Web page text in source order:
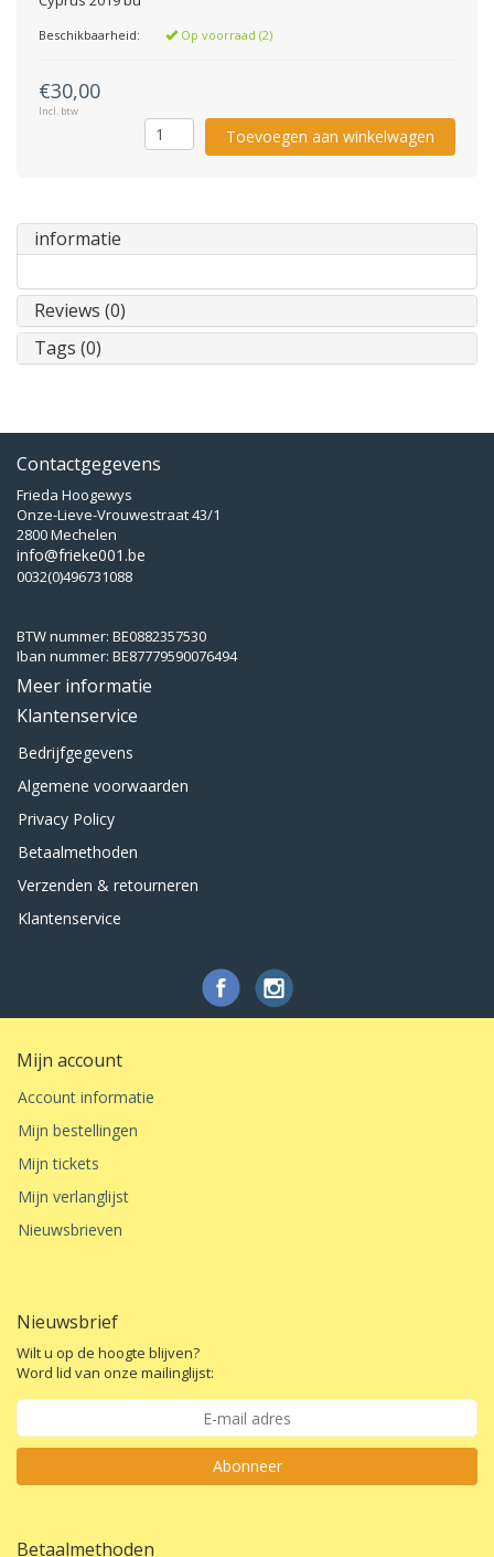
Beschikbaarheid: Op voorraad (2)
€30,00
Incl. btw
Toevoegen aan winkelwagen
informatie
Reviews (0)
Tags (0)
Contactgegevens
Frieda Hoogewys
Onze-Lieve-Vrouwestraat 43/1
2800 Mechelen
info@frieke001.be
0032(0)496731088
BTW nummer: BE0882357530
Iban nummer: BE87779590076494
Meer informatie
Klantenservice
Bedrijfgegevens
Algemene voorwaarden
Privacy Policy
Betaalmethoden
Verzenden & retourneren
Klantenservice
Mijn account
Account informatie
Mijn bestellingen
Mijn tickets
Mijn verlanglijst
Nieuwsbrieven
Nieuwsbrief
Wilt u op de hoogte blijven?
Word lid van onze mailinglijst:
Abonneer
Betaalmethoden